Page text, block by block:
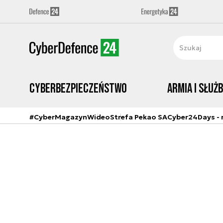
Cyberbezpieczeństwo Armia i
#CyberMagazynWideoStrefa Pekao SACyber24Days -